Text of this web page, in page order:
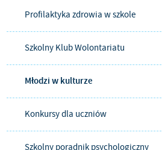
Profilaktyka zdrowia w szkole
Szkolny Klub Wolontariatu
Młodzi w kulturze
Konkursy dla uczniów
Szkolny poradnik psychologiczny